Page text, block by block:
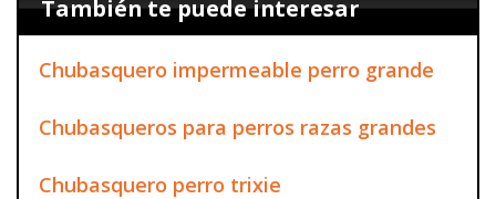
También te puede interesar
Chubasquero impermeable perro grande
Chubasqueros para perros razas grandes
Chubasquero perro trixie